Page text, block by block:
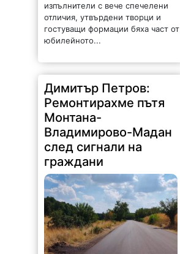
изпълнители с вече спечелени
отличия, утвърдени творци и
гостуващи формации бяха част от
юбилейното...
Димитър Петров:
Ремонтирахме пътя
Монтана-
Владимирово-Мадан
след сигнали на
граждани